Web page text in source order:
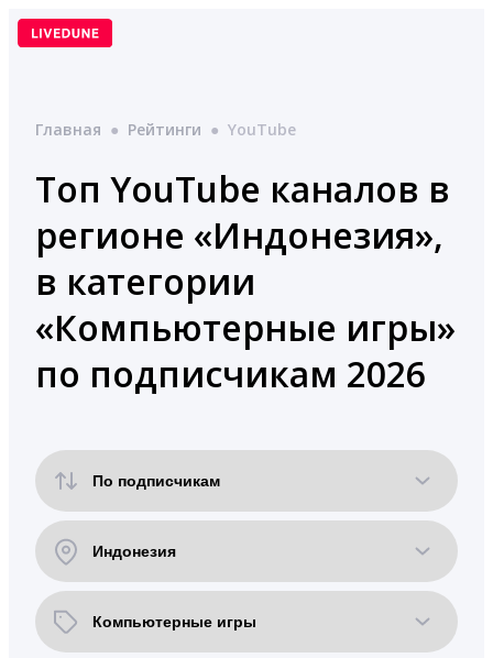
Перейти
Главная ● Рейтинги ● YouTube
Топ YouTube каналов в
регионе «Индонезия»,
в категории
«Компьютерные игры»
по подписчикам 2026